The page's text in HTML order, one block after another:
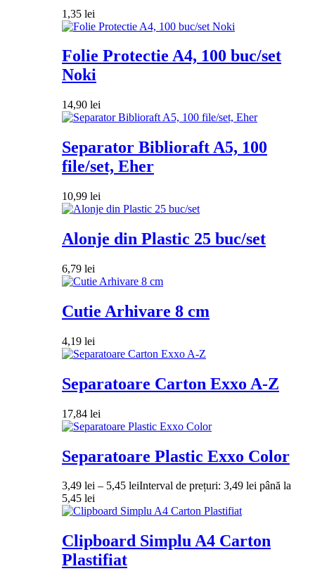
1,35 lei
Folie Protectie A4, 100 buc/set
Noki
14,90 lei
Separator Biblioraft A5, 100
file/set, Eher
10,99 lei
Alonje din Plastic 25 buc/set
6,79 lei
Cutie Arhivare 8 cm
4,19 lei
Separatoare Carton Exxo A-Z
17,84 lei
Separatoare Plastic Exxo Color
3,49 lei – 5,45 leiInterval de prețuri: 3,49 lei până la
5,45 lei
Clipboard Simplu A4 Carton
Plastifiat